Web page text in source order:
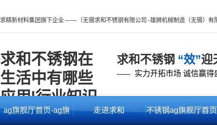
求精新材料集团旗下企业 —— （无锡求和不锈钢有限公司 - 雄狮机械制造（无锡）有
求和不锈钢在
生活中有哪些
应用|行业知识 -
ag旗舰厅首页
求和不锈钢 “效”迎
—— 实力开拓市场 诚信赢得
ag旗舰厅首页-ag旗 走进求和 不锈钢ag旗舰厅首页